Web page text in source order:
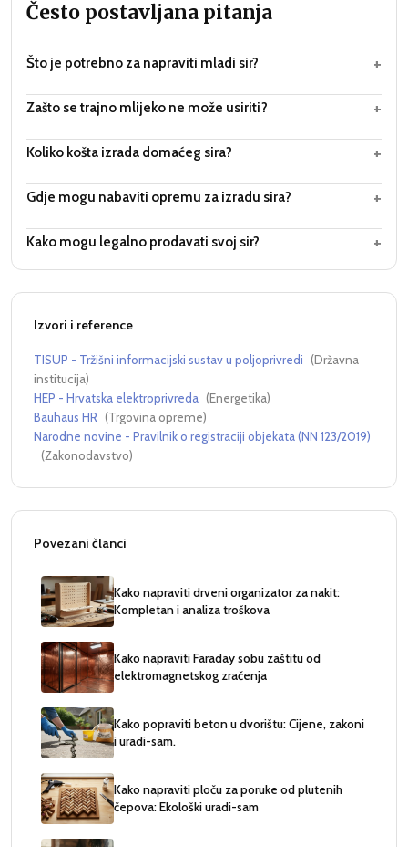
Često postavljana pitanja
Što je potrebno za napraviti mladi sir? +
Zašto se trajno mlijeko ne može usiriti? +
Koliko košta izrada domaćeg sira? +
Gdje mogu nabaviti opremu za izradu sira? +
Kako mogu legalno prodavati svoj sir? +
Izvori i reference
TISUP - Tržišni informacijski sustav u poljoprivredi (Državna
institucija)
HEP - Hrvatska elektroprivreda (Energetika)
Bauhaus HR (Trgovina opreme)
Narodne novine - Pravilnik o registraciji objekata (NN 123/2019)
(Zakonodavstvo)
Povezani članci
Kako napraviti drveni organizator za nakit:
Kompletan i analiza troškova
Kako napraviti Faraday sobu zaštitu od
elektromagnetskog zračenja
Kako popraviti beton u dvorištu: Cijene, zakoni
i uradi-sam.
Kako napraviti ploču za poruke od plutenih
čepova: Ekološki uradi-sam